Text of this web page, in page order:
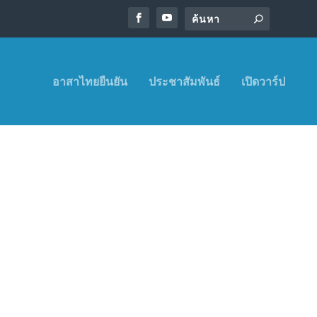
อาสาไทยยืนยัน ประชาสัมพันธ์ เปิดวาร์ป